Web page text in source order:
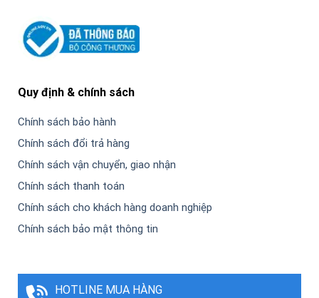
Quy định & chính sách
Chính sách bảo hành
Chính sách đổi trả hàng
Chính sách vận chuyển, giao nhận
Chính sách thanh toán
Chính sách cho khách hàng doanh nghiệp
Chính sách bảo mật thông tin
HOTLINE MUA HÀNG